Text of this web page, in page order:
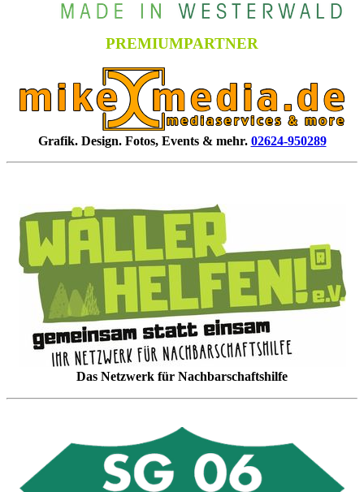
PREMIUMPARTNER
Grafik. Design. Fotos, Events & mehr. 02624-950289
Das Netzwerk für Nachbarschaftshilfe